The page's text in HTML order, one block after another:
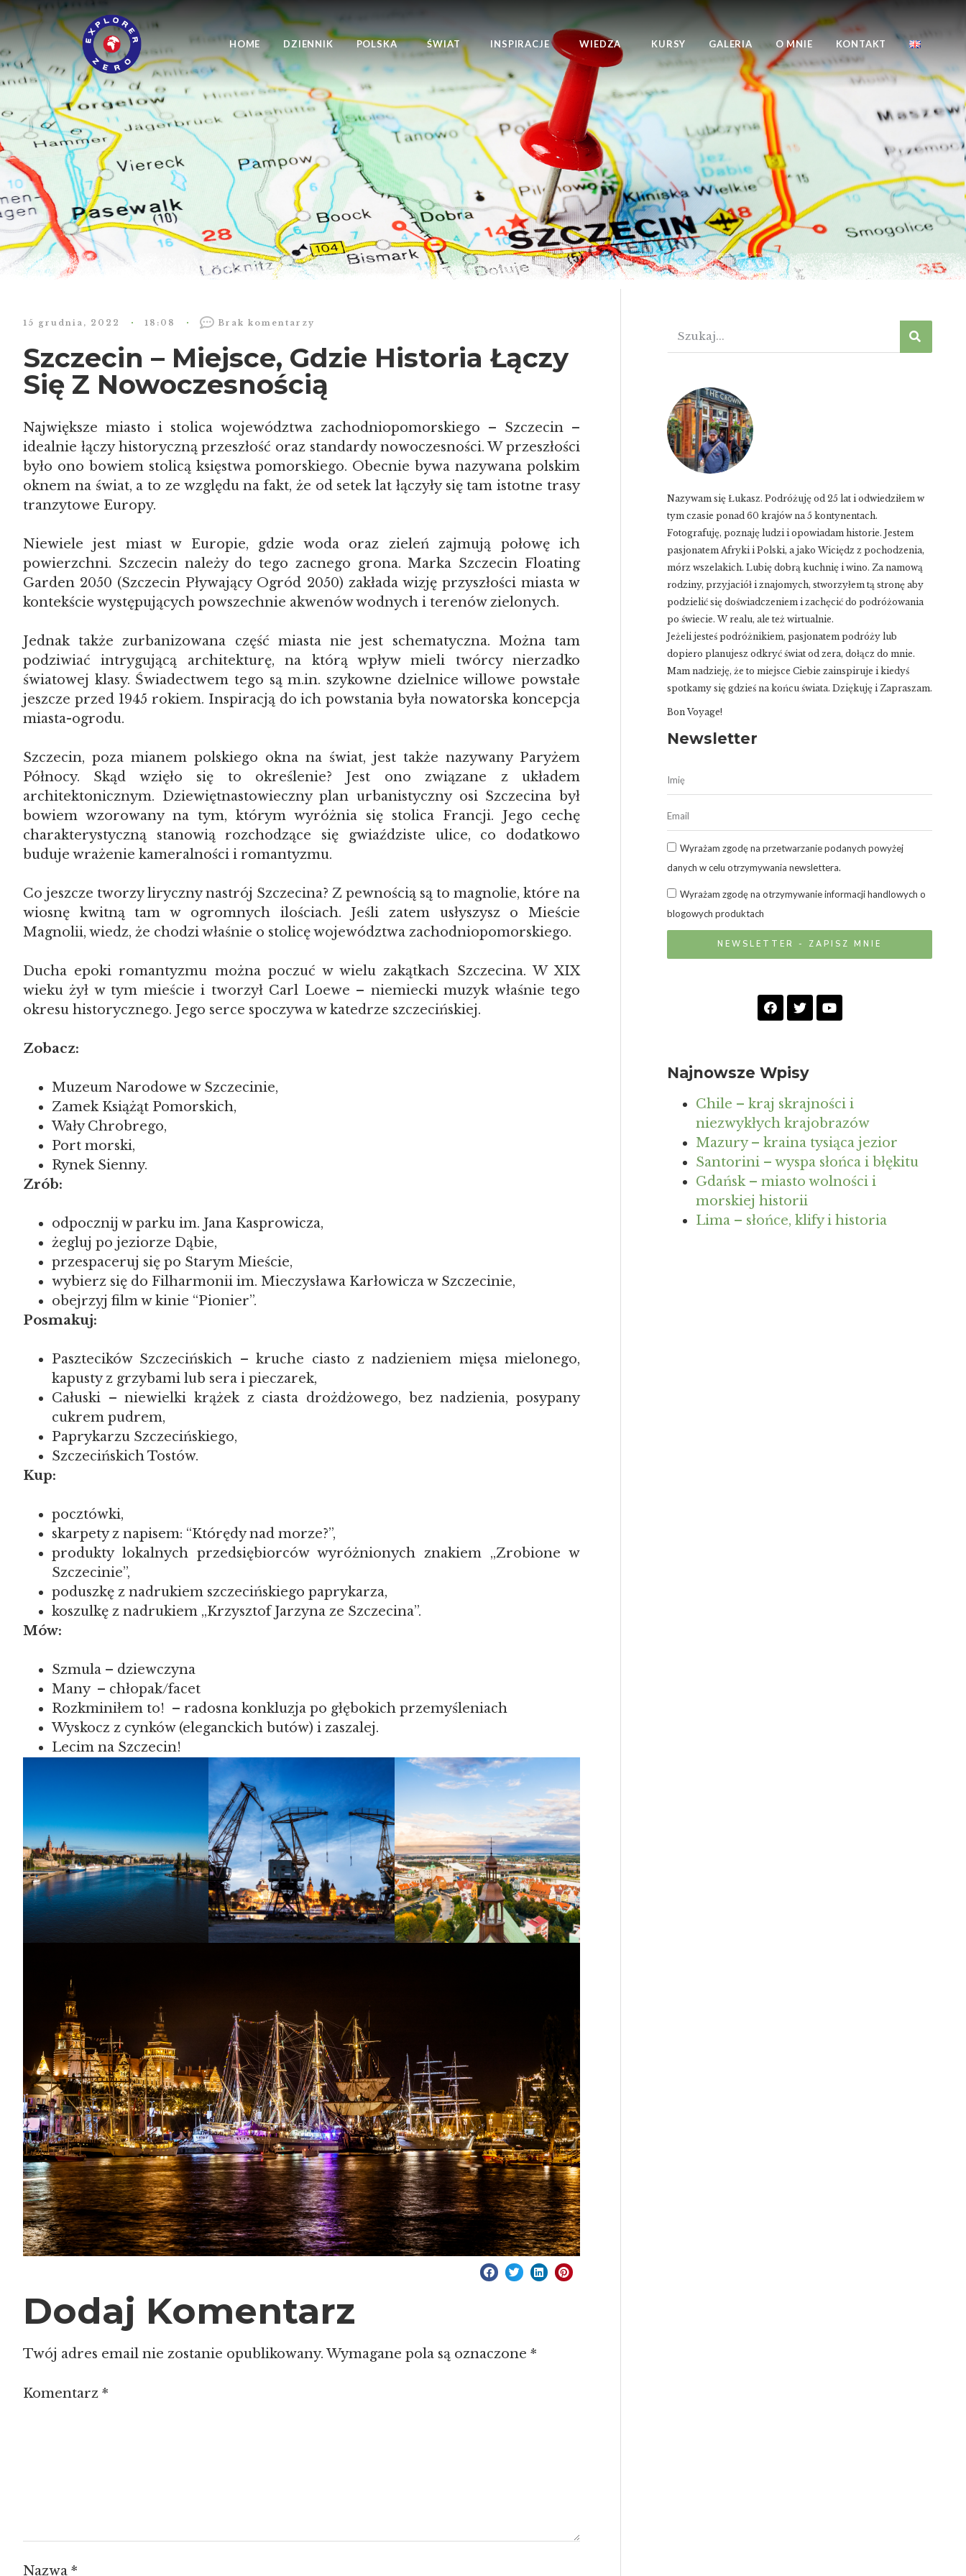
HOME DZIENNIK POLSKA ŚWIAT INSPIRACJE WIEDZA KURSY GALERIA O MNIE KONTAKT
15 grudnia, 2022 18:08 Brak komentarzy
Szczecin – Miejsce, Gdzie Historia Łączy
Się Z Nowoczesnością
Największe miasto i stolica województwa zachodniopomorskiego – Szczecin –
idealnie łączy historyczną przeszłość oraz standardy nowoczesności. W przeszłości
było ono bowiem stolicą księstwa pomorskiego. Obecnie bywa nazywana polskim
oknem na świat, a to ze względu na fakt, że od setek lat łączyły się tam istotne trasy
tranzytowe Europy.
Niewiele jest miast w Europie, gdzie woda oraz zieleń zajmują połowę ich
powierzchni. Szczecin należy do tego zacnego grona. Marka Szczecin Floating
Garden 2050 (Szczecin Pływający Ogród 2050) zakłada wizję przyszłości miasta w
kontekście występujących powszechnie akwenów wodnych i terenów zielonych.
Jednak także zurbanizowana część miasta nie jest schematyczna. Można tam
podziwiać intrygującą architekturę, na którą wpływ mieli twórcy nierzadko
światowej klasy. Świadectwem tego są m.in. szykowne dzielnice willowe powstałe
jeszcze przed 1945 rokiem. Inspiracją do ich powstania była nowatorska koncepcja
miasta-ogrodu.
Szczecin, poza mianem polskiego okna na świat, jest także nazywany Paryżem
Północy. Skąd wzięło się to określenie? Jest ono związane z układem
architektonicznym. Dziewiętnastowieczny plan urbanistyczny osi Szczecina był
bowiem wzorowany na tym, którym wyróżnia się stolica Francji. Jego cechę
charakterystyczną stanowią rozchodzące się gwiaździste ulice, co dodatkowo
buduje wrażenie kameralności i romantyzmu.
Co jeszcze tworzy liryczny nastrój Szczecina? Z pewnością są to magnolie, które na
wiosnę kwitną tam w ogromnych ilościach. Jeśli zatem usłyszysz o Mieście
Magnolii, wiedz, że chodzi właśnie o stolicę województwa zachodniopomorskiego.
Ducha epoki romantyzmu można poczuć w wielu zakątkach Szczecina. W XIX
wieku żył w tym mieście i tworzył Carl Loewe – niemiecki muzyk właśnie tego
okresu historycznego. Jego serce spoczywa w katedrze szczecińskiej.
Zobacz:
Muzeum Narodowe w Szczecinie,
Zamek Książąt Pomorskich,
Wały Chrobrego,
Port morski,
Rynek Sienny.
Zrób:
odpocznij w parku im. Jana Kasprowicza,
żegluj po jeziorze Dąbie,
przespaceruj się po Starym Mieście,
wybierz się do Filharmonii im. Mieczysława Karłowicza w Szczecinie,
obejrzyj film w kinie “Pionier”.
Posmakuj:
Pasztecików Szczecińskich – kruche ciasto z nadzieniem mięsa mielonego,
kapusty z grzybami lub sera i pieczarek,
Całuski – niewielki krążek z ciasta drożdżowego, bez nadzienia, posypany
cukrem pudrem,
Paprykarzu Szczecińskiego,
Szczecińskich Tostów.
Kup:
pocztówki,
skarpety z napisem: “Którędy nad morze?”,
produkty lokalnych przedsiębiorców wyróżnionych znakiem „Zrobione w
Szczecinie”,
poduszkę z nadrukiem szczecińskiego paprykarza,
koszulkę z nadrukiem „Krzysztof Jarzyna ze Szczecina”.
Mów:
Szmula – dziewczyna
Many – chłopak/facet
Rozkminiłem to! – radosna konkluzja po głębokich przemyśleniach
Wyskocz z cynków (eleganckich butów) i zaszalej.
Lecim na Szczecin!
Dodaj Komentarz
Twój adres email nie zostanie opublikowany. Wymagane pola są oznaczone *
Komentarz *
Nazwa *
Nazywam się Łukasz. Podróżuję od 25 lat i odwiedziłem w
tym czasie ponad 60 krajów na 5 kontynentach.
Fotografuję, poznaję ludzi i opowiadam historie. Jestem
pasjonatem Afryki i Polski, a jako Wiciędz z pochodzenia,
mórz wszelakich. Lubię dobrą kuchnię i wino. Za namową
rodziny, przyjaciół i znajomych, stworzyłem tą stronę aby
podzielić się doświadczeniem i zachęcić do podróżowania
po świecie. W realu, ale też wirtualnie.
Jeżeli jesteś podróżnikiem, pasjonatem podróży lub
dopiero planujesz odkryć świat od zera, dołącz do mnie.
Mam nadzieję, że to miejsce Ciebie zainspiruje i kiedyś
spotkamy się gdzieś na końcu świata. Dziękuję i Zapraszam.
Bon Voyage!
Newsletter
Wyrażam zgodę na przetwarzanie podanych powyżej
danych w celu otrzymywania newslettera.
Wyrażam zgodę na otrzymywanie informacji handlowych o
blogowych produktach
NEWSLETTER - ZAPISZ MNIE
Najnowsze Wpisy
Chile – kraj skrajności i
niezwykłych krajobrazów
Mazury – kraina tysiąca jezior
Santorini – wyspa słońca i błękitu
Gdańsk – miasto wolności i
morskiej historii
Lima – słońce, klify i historia